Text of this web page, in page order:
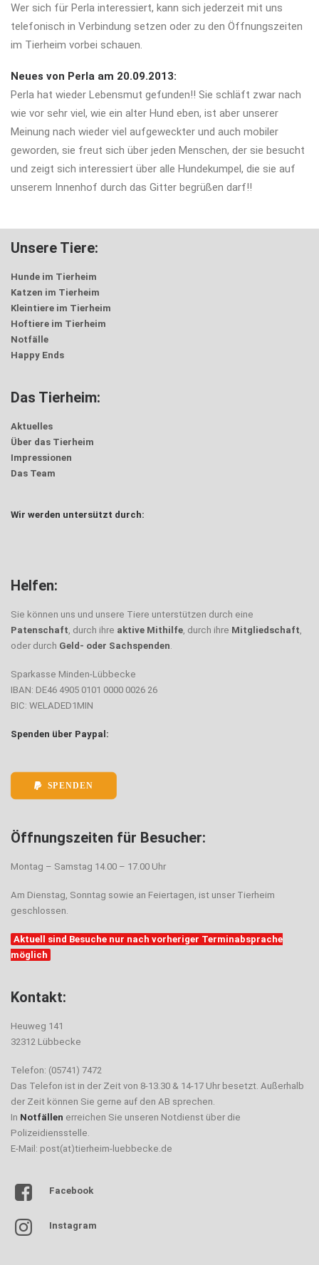
Wer sich für Perla interessiert, kann sich jederzeit mit uns
telefonisch in Verbindung setzen oder zu den Öffnungszeiten
im Tierheim vorbei schauen.
Neues von Perla am 20.09.2013:
Perla hat wieder Lebensmut gefunden!! Sie schläft zwar nach
wie vor sehr viel, wie ein alter Hund eben, ist aber unserer
Meinung nach wieder viel aufgeweckter und auch mobiler
geworden, sie freut sich über jeden Menschen, der sie besucht
und zeigt sich interessiert über alle Hundekumpel, die sie auf
unserem Innenhof durch das Gitter begrüßen darf!!
Unsere Tiere:
Hunde im Tierheim
Katzen im Tierheim
Kleintiere im Tierheim
Hoftiere im Tierheim
Notfälle
Happy Ends
Das Tierheim:
Aktuelles
Über das Tierheim
Impressionen
Das Team
Wir werden untersützt durch:
Helfen:
Sie können uns und unsere Tiere unterstützen durch eine
Patenschaft, durch ihre aktive Mithilfe, durch ihre Mitgliedschaft,
oder durch Geld- oder Sachspenden.
Sparkasse Minden-Lübbecke
IBAN: DE46 4905 0101 0000 0026 26
BIC: WELADED1MIN
Spenden über Paypal:
SPENDEN
Öffnungszeiten für Besucher:
Montag – Samstag 14.00 – 17.00 Uhr
Am Dienstag, Sonntag sowie an Feiertagen, ist unser Tierheim
geschlossen.
Aktuell sind Besuche nur nach vorheriger Terminabsprache
möglich
Kontakt:
Heuweg 141
32312 Lübbecke
Telefon: (05741) 7472
Das Telefon ist in der Zeit von 8-13.30 & 14-17 Uhr besetzt. Außerhalb
der Zeit können Sie gerne auf den AB sprechen.
In Notfällen erreichen Sie unseren Notdienst über die
Polizeidiensstelle.
E-Mail: post(at)tierheim-luebbecke.de
Facebook
Instagram